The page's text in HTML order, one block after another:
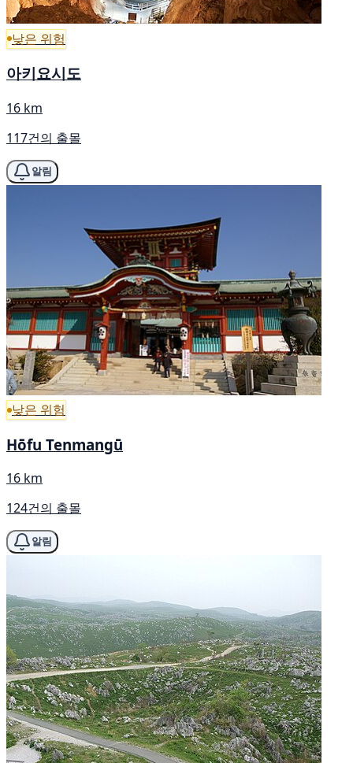
낮은 위험
아키요시도
16 km
117건의 출몰
알림
낮은 위험
Hōfu Tenmangū
16 km
124건의 출몰
알림